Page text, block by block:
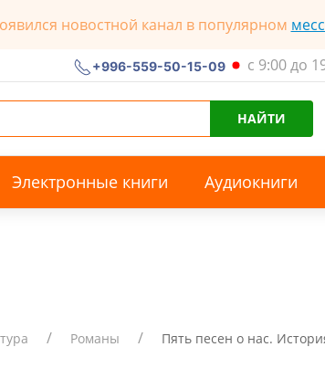
новостной канал в популярном
+996-559-50-15-09 с 9:00 до
НАЙТИ
Электронные книги Аудиокниги
Романы Пять песен о нас.